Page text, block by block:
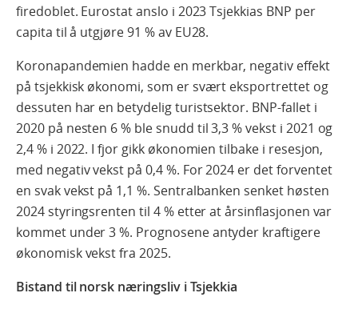
firedoblet. Eurostat anslo i 2023 Tsjekkias BNP per
capita til å utgjøre 91 % av EU28.
Koronapandemien hadde en merkbar, negativ effekt
på tsjekkisk økonomi, som er svært eksportrettet og
dessuten har en betydelig turistsektor. BNP-fallet i
2020 på nesten 6 % ble snudd til 3,3 % vekst i 2021 og
2,4 % i 2022. I fjor gikk økonomien tilbake i resesjon,
med negativ vekst på 0,4 %. For 2024 er det forventet
en svak vekst på 1,1 %. Sentralbanken senket høsten
2024 styringsrenten til 4 % etter at årsinflasjonen var
kommet under 3 %. Prognosene antyder kraftigere
økonomisk vekst fra 2025.
Bistand til norsk næringsliv i Tsjekkia